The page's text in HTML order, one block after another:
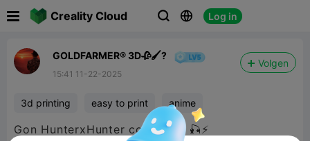
Creality Cloud   Log in
GOLDFARMER® 3D🥀🖌️?
15:41 11-22-2025
Volgen
3d printing easy to print anime
Gon HunterxHunter collection 🎣⚡